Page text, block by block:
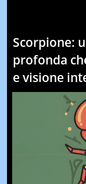
Scorpione:
profonda
e visione